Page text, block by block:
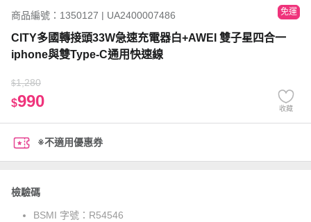
商品編號：1350127 | UA2400007486 免運
CITY多國轉接頭33W急速充電器白+AWEI 雙子星四合一
iphone與雙Type-C通用快速線
$1,280
$990 收藏
※不適用優惠券
檢驗碼
BSMI 字號： R54546